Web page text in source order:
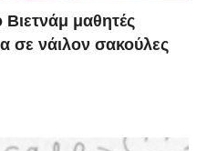
μαθητές
σε νάιλον σακούλες